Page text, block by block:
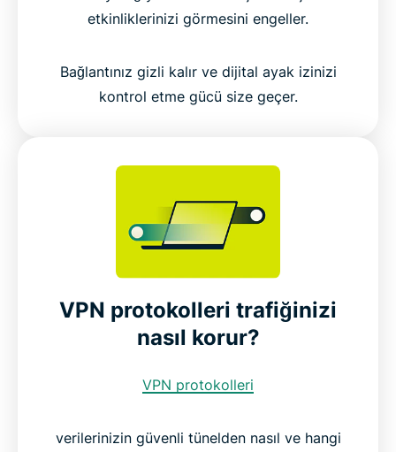
etkinliklerinizi görmesini engeller.
Bağlantınız gizli kalır ve dijital ayak izinizi
kontrol etme gücü size geçer.
VPN protokolleri trafiğinizi
nasıl korur?
VPN protokolleri
verilerinizin güvenli tünelden nasıl ve hangi